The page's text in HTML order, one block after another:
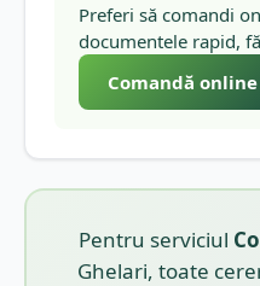
Preferi să comandi
documentele rapid,
Comandă online
Pentru serviciul
Ghelari, toate